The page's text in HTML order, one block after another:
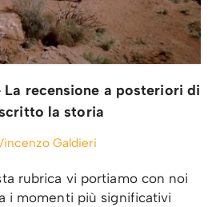
La recensione a posteriori di
la storia
Galdieri
rubrica vi portiamo con noi
i momenti più significativi